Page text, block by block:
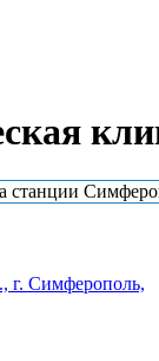
г. Симферополь,